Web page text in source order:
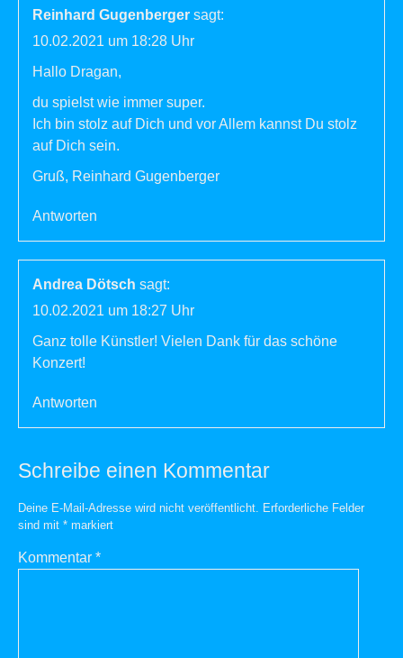
Reinhard Gugenberger sagt:
10.02.2021 um 18:28 Uhr
Hallo Dragan,
du spielst wie immer super.
Ich bin stolz auf Dich und vor Allem kannst Du stolz
auf Dich sein.
Gruß, Reinhard Gugenberger
Antworten
Andrea Dötsch sagt:
10.02.2021 um 18:27 Uhr
Ganz tolle Künstler! Vielen Dank für das schöne
Konzert!
Antworten
Schreibe einen Kommentar
Deine E-Mail-Adresse wird nicht veröffentlicht. Erforderliche Felder
sind mit * markiert
Kommentar *